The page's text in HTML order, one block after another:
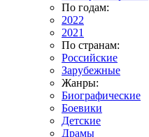
По годам:
2022
2021
По странам:
Российские
Зарубежные
Жанры:
Биографические
Боевики
Детские
Драмы